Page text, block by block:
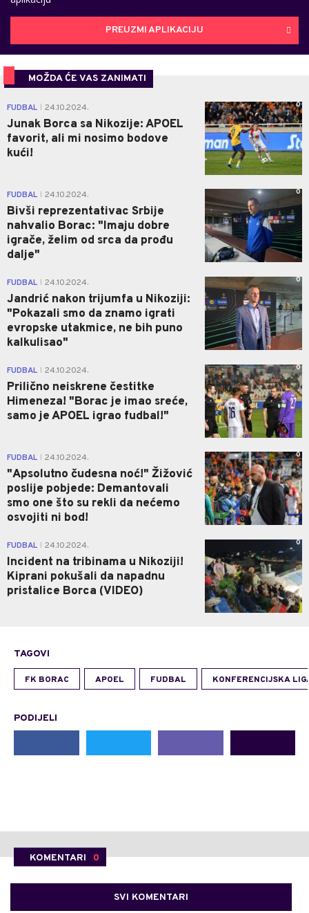
PREUZMI APLIKACIJU
MOŽDA ĆE VAS ZANIMATI
FUDBAL 24.10.2024.
Junak Borca sa Nikozije: APOEL
favorit, ali mi nosimo bodove
kući!
0
FUDBAL 24.10.2024.
Bivši reprezentativac Srbije
nahvalio Borac: "Imaju dobre
igrače, želim od srca da prođu
dalje"
0
FUDBAL 24.10.2024.
Jandrić nakon trijumfa u Nikoziji:
"Pokazali smo da znamo igrati
evropske utakmice, ne bih puno
kalkulisao"
0
FUDBAL 24.10.2024.
Prilično neiskrene čestitke
Himeneza! "Borac je imao sreće,
samo je APOEL igrao fudbal!"
0
FUDBAL 24.10.2024.
"Apsolutno čudesna noć!" Žižović
poslije pobjede: Demantovali
smo one što su rekli da nećemo
osvojiti ni bod!
0
FUDBAL 24.10.2024.
Incident na tribinama u Nikoziji!
Kiprani pokušali da napadnu
pristalice Borca (VIDEO)
0
TAGOVI
FK BORAC APOEL FUDBAL KONFERENCIJSKA
PODIJELI
KOMENTARI 0
SVI KOMENTARI